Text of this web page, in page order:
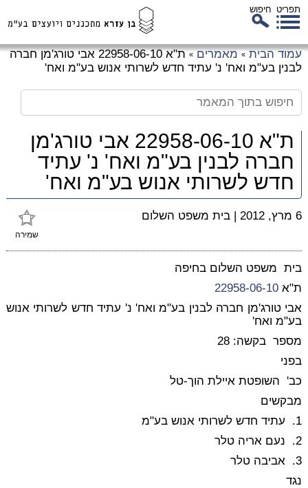
תפריט חיפוש
עמוד הבית » מאמרים »
ת"א 22958-06-10 אבי טורג'מן חברה
לבנין בע"מ ואח' נ' עתיד חדש לשרותי אנוש בע"מ ואח'
ת"א 22958-06-10 אבי טורג'מן
חברה לבנין בע"מ ואח' נ' עתיד
חדש לשרותי אנוש בע"מ ואח'
שמירה
6 מרץ, 2012 | בית משפט השלום
בית משפט השלום בחיפה
ת"א 22958-06-10
אבי טורג'מן חברה לבנין בע"מ ואח' נ' עתיד חדש לשרותי אנוש
בע"מ ואח'
מספר בקשה: 28
בפני
כב' השופטת איילת הוך-טל
מבקשים
1. עתיד חדש לשרותי אנוש בע"מ
2. נעם אריה טלר
3. אביבה טלר
נגד